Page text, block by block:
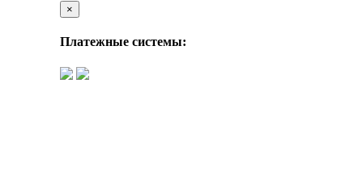
×
Платежные системы: